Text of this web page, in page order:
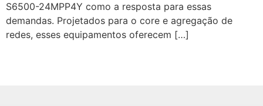
S6500-24MPP4Y como a resposta para essas
demandas. Projetados para o core e agregação de
redes, esses equipamentos oferecem […]